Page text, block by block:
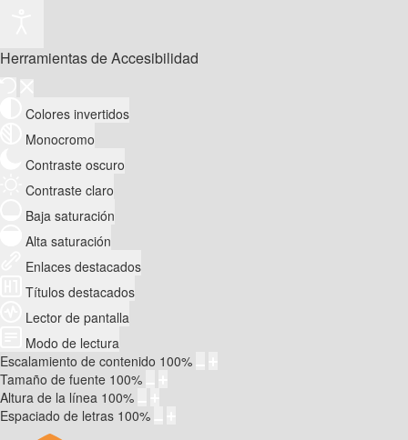
Herramientas de Accesibilidad
Colores invertidos
Monocromo
Contraste oscuro
Contraste claro
Baja saturación
Alta saturación
Enlaces destacados
Títulos destacados
Lector de pantalla
Modo de lectura
Escalamiento de contenido 100%
Tamaño de fuente 100%
Altura de la línea 100%
Espaciado de letras 100%